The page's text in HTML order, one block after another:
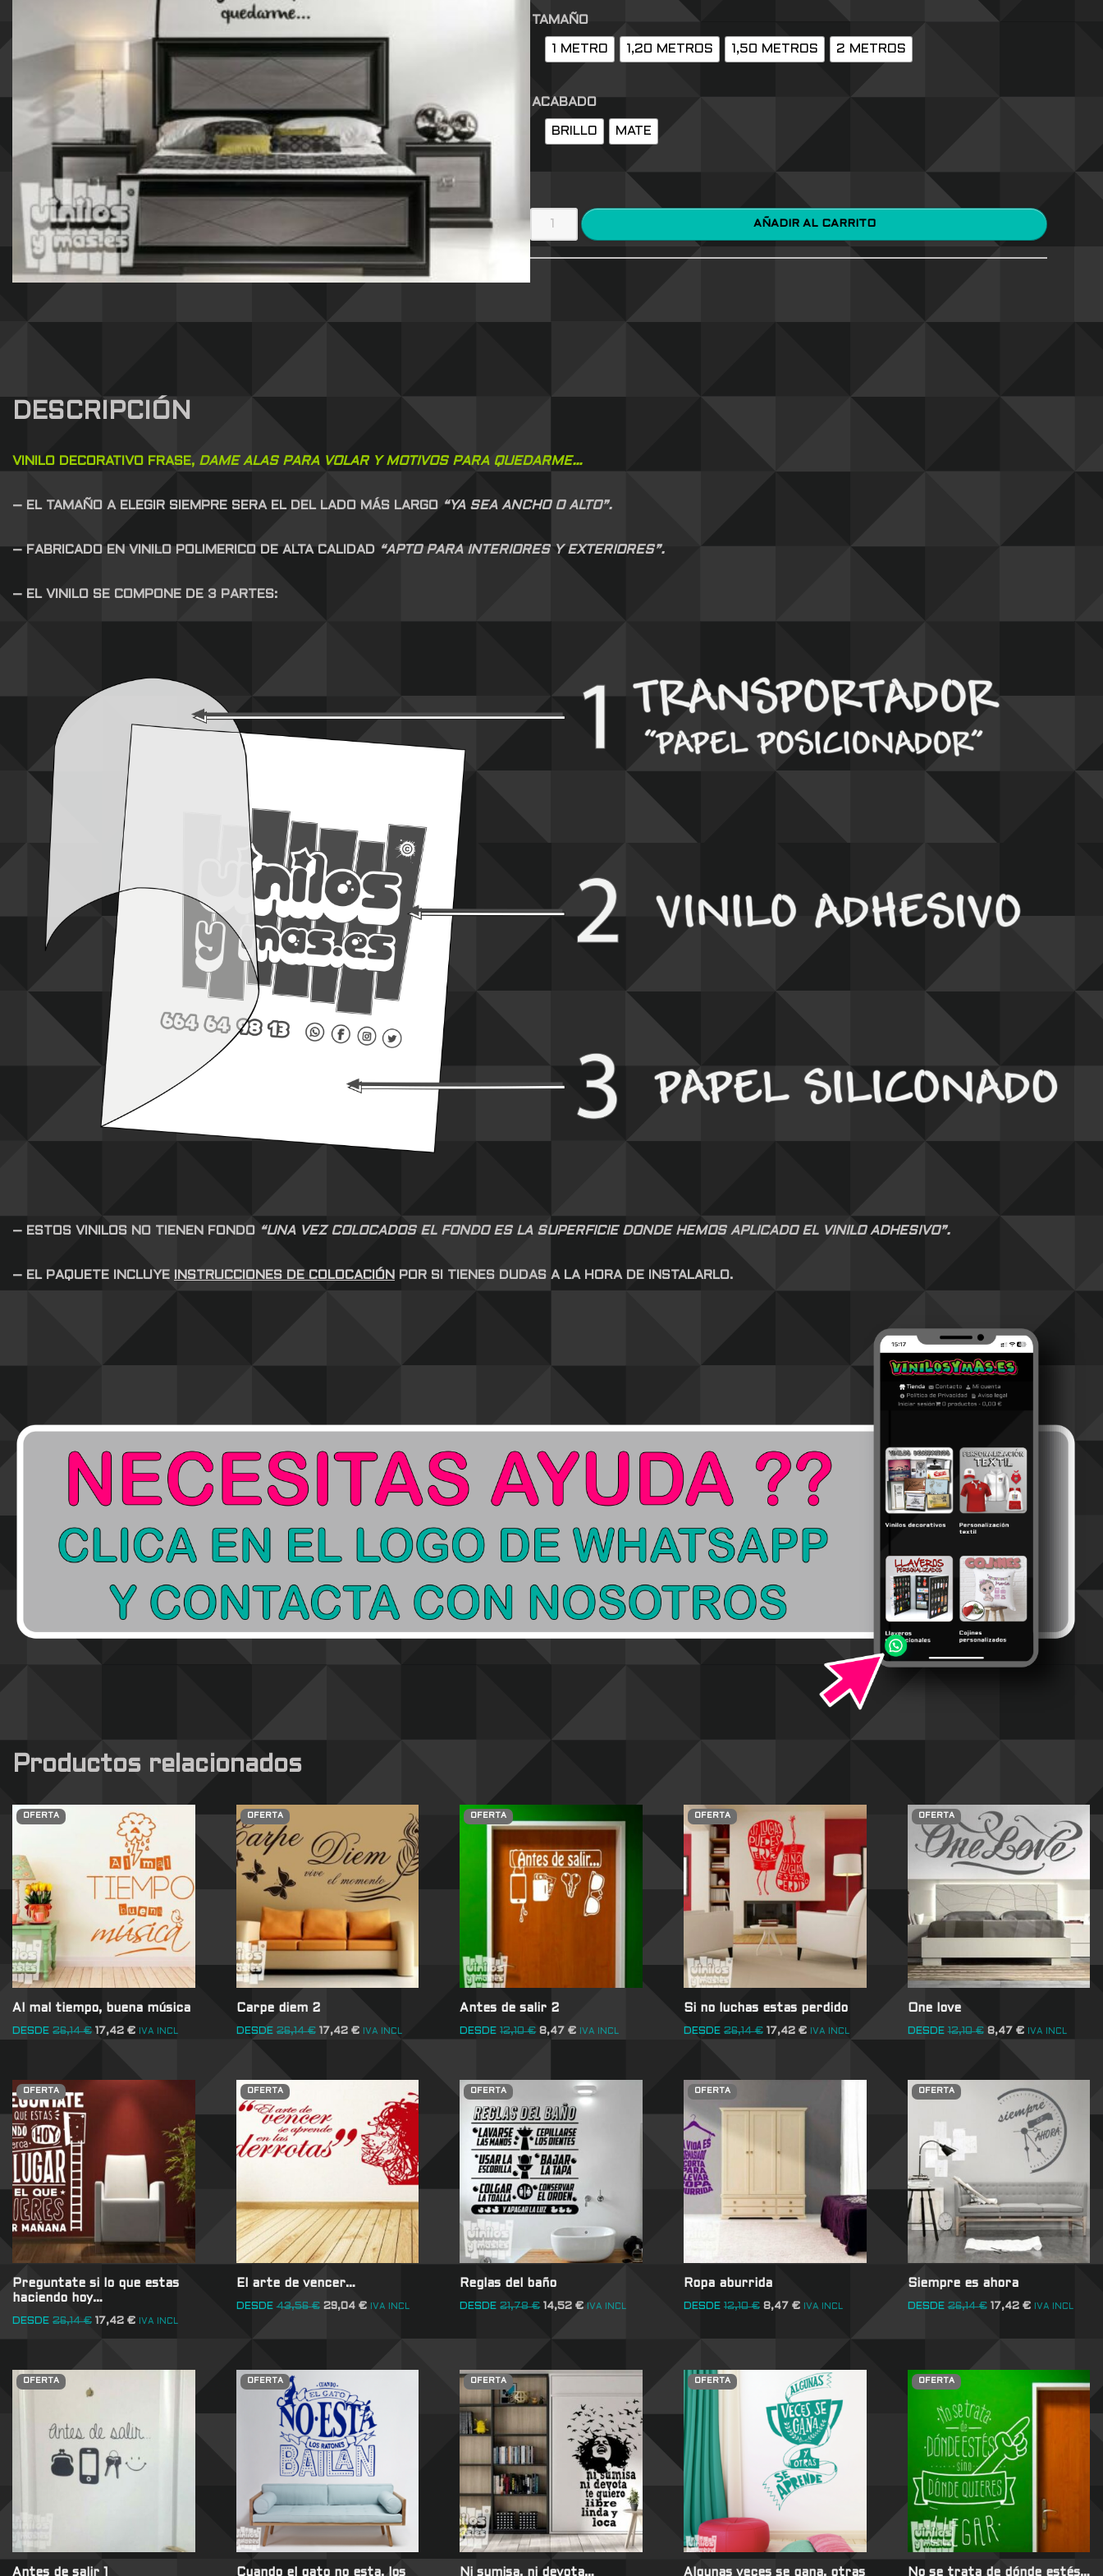
TAMAÑO
1 METRO 1,20 METROS 1,50 METROS 2 METROS
ACABADO
BRILLO MATE
AÑADIR AL CARRITO
DESCRIPCIÓN
VINILO DECORATIVO FRASE, DAME ALAS PARA VOLAR Y MOTIVOS PARA QUEDARME…
– EL TAMAÑO A ELEGIR SIEMPRE SERA EL DEL LADO MÁS LARGO “YA SEA ANCHO O ALTO”.
– FABRICADO EN VINILO POLIMERICO DE ALTA CALIDAD “APTO PARA INTERIORES Y EXTERIORES”.
– EL VINILO SE COMPONE DE 3 PARTES:
– ESTOS VINILOS NO TIENEN FONDO “UNA VEZ COLOCADOS EL FONDO ES LA SUPERFICIE DONDE HEMOS APLICADO EL VINILO ADHESIVO”.
– EL PAQUETE INCLUYE INSTRUCCIONES DE COLOCACIÓN POR SI TIENES DUDAS A LA HORA DE INSTALARLO.
Productos relacionados
OFERTA
Al mal tiempo, buena música
DESDE 26,14€ 17,42 € IVA INCL
OFERTA
Carpe diem 2
DESDE 26,14€ 17,42 € IVA INCL
OFERTA
Antes de salir 2
DESDE 12,10€ 8,47€ IVA INCL
OFERTA
Si no luchas estas perdido
DESDE 26,14€ 17,42 € IVA INCL
OFERTA
One love
DESDE 12,10€ 8,47 € IVA INCL
OFERTA
Preguntate si lo que estas
haciendo hoy…
DESDE 26,14€ 17,42 € IVA INCL
OFERTA
El arte de vencer…
DESDE 43,56€ 29,04 € IVA INCL
OFERTA
Reglas del baño
DESDE 21,78€ 14,52€ IVA INCL
OFERTA
Ropa aburrida
DESDE 12,10€ 8,47 € IVA INCL
OFERTA
Siempre es ahora
DESDE 26,14€ 17,42 € IVA INCL
OFERTA
Antes de salir 1
OFERTA
Cuando el gato no esta, los
OFERTA
Ni sumisa, ni devota…
OFERTA
Algunas veces se gana, otras
OFERTA
No se trata de dónde estés…